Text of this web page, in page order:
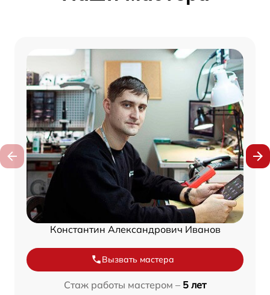
Константин Александрович Иванов
Вызвать мастера
Стаж работы мастером – 5 лет